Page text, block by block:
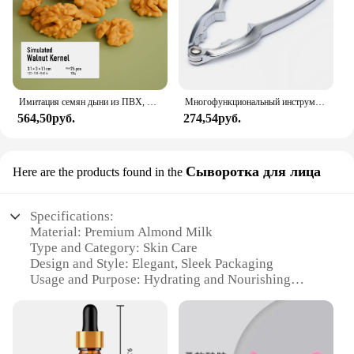
Имитация семян дыни из ПВХ, модель Jujube, кофейных орехов, ядра, миндаль, торт, десерт, магазин, демонстрация, искусственный орех, дисплей еды
564,50руб.
Многофункциональный инструмент для крепления орехов, щипцы для орехов, удобный для пользователя для орехов, орехов
274,54руб.
Here are the products found in the Сыворотка для лица
Specifications:
Material: Premium Almond Milk
Type and Category: Skin Care
Design and Style: Elegant, Sleek Packaging
Usage and Purpose: Hydrating and Nourishing
Greasy Formula
Quantity: Available in Sets for Optimal Skin Care